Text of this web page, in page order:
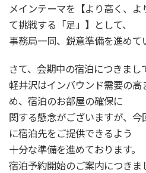
メインテーマを【より高く、
て挑戦する「足」】として、
事務局一同、鋭意準備を進めて
さて、会期中の宿泊につきまし
軽井沢はインバウンド需要の
め、宿泊のお部屋の確保に
関する懸念がございますが、
に宿泊先をご提供できるよう
十分な準備を進めております。
宿泊予約開始のご案内につき